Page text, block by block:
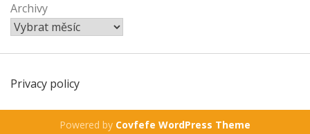
Archivy
Privacy policy
Powered by Covfefe WordPress Theme